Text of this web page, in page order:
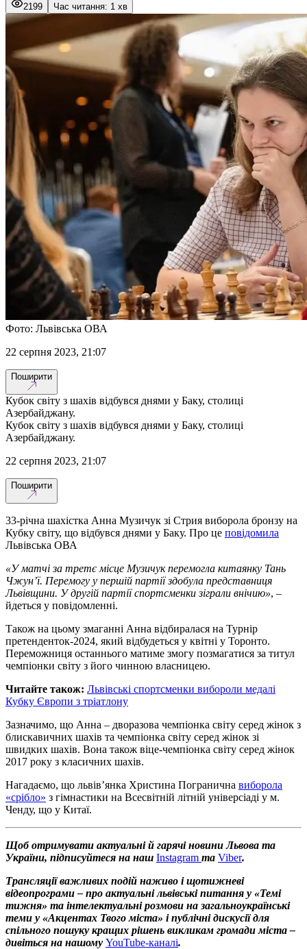
2199 Час читання: 1 хв
Фото: Львівська ОВА
22 серпня 2023, 21:07
Поширити
Кубок світу з шахів відбувся днями у Баку, столиці
Азербайджану.
Кубок світу з шахів відбувся днями у Баку, столиці
Азербайджану.
22 серпня 2023, 21:07
Поширити
33-річна шахістка Анна Музичук зі Стрия виборола бронзу на
Кубку світу, що відбувся днями у Баку. Про це повідомила
Львівська ОВА
«У матчі за третє місце Музичук перемогла китаянку Тань
Чжун’ї. Перемогу у першій партії здобула представниця
Львівщини. У другій партії спортсменки зіграли внічию», –
йдеться у повідомленні.
Також на цьому змаганні Анна відбиралася на Турнір
претенденток-2024, який відбудеться у квітні у Торонто.
Переможниця останнього матиме змогу позмагатися за титул
чемпіонки світу з його чинною власницею.
Читайте також: Львівські спортсменки вибороли медалі
Кубку Європи з тріатлону
Зазначимо, що Анна – дворазова чемпіонка світу серед жінок з
блискавичних шахів та чемпіонка світу серед жінок зі
швидких шахів. Вона також віце-чемпіонка світу серед жінок
2017 року з класичних шахів.
Нагадаємо, що львів’янка Христина Погранична виборола
«срібло» з гімнастики на Всесвітній літній універсіаді у м.
Ченду, що у Китаї.
Щоб отримувати актуальні й гарячі новини Львова та
України, підписуйтеся на наш Instagram та Viber.
Трансляції важливих подій наживо і щотижневі
відеопрограми – про актуальні львівські питання у «Темі
тижня» та інтелектуальні розмови на загальноукраїнські
теми у «Акцентах Твого міста» і публічні дискусії для
спільного пошуку кращих рішень викликам громади міста –
дивіться на нашому YouTube-каналі.